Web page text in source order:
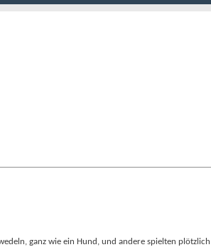
ganz wie ein Hund, und andere spielten plötzlich